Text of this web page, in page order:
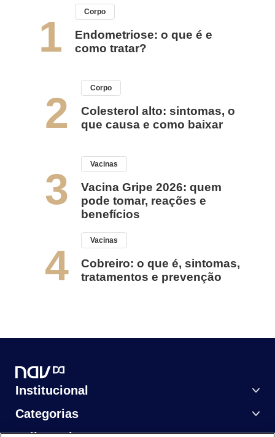
1
Corpo
Endometriose: o que é e
como tratar?
2
Corpo
Colesterol alto: sintomas, o
que causa e como baixar
3
Vacinas
Vacina Gripe 2026: quem
pode tomar, reações e
benefícios
4
Vacinas
Cobreiro: o que é, sintomas,
tratamentos e prevenção
Institucional
Categorias